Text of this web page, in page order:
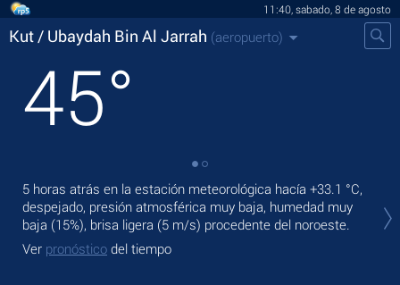
11:40, sabado, 8 de agosto
Kut / Ubaydah Bin Al Jarrah (aeropuerto)
45°
5 horas atrás en la estación meteorológica hacía +33.1 °C,
despejado, presión atmosférica muy baja, humedad muy
baja (15%), brisa ligera (5 m/s) procedente del noroeste.
Ver pronóstico del tiempo